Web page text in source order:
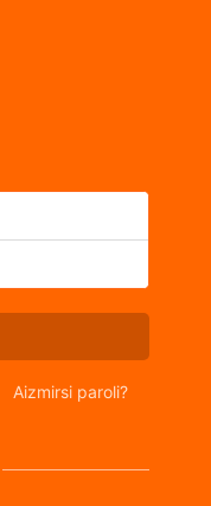
Aizmirsi paroli?